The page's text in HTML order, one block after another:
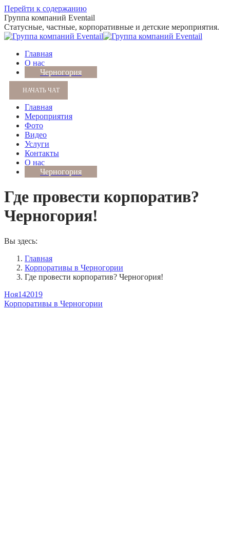
Перейти к содержанию
Группа компаний Eventail
Статусные, частные, корпоративные и детские мероприятия.
Главная
О нас
Черногория
НАЧАТЬ ЧАТ
Главная
Мероприятия
Фото
Видео
Услуги
Контакты
О нас
Черногория
Где провести корпоратив?
Черногория!
Вы здесь:
Главная
Корпоративы в Черногории
Где провести корпоратив? Черногория!
Ноя142019
Корпоративы в Черногории